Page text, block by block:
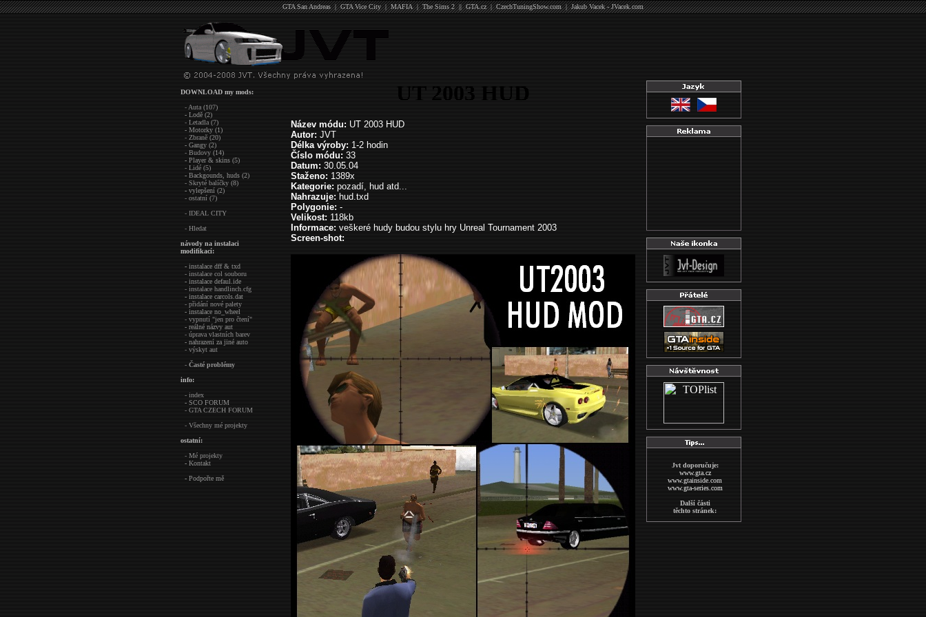
GTA San Andreas|GTA Vice City|MAFIA|The Sims 2||GTA.cz|CzechTuningShow.com|Jakub Vacek - JVacek.com
DOWNLOAD my mods:
- Auta (107)
- Lodě (2)
- Letadla (7)
- Motorky (1)
- Zbraně (20)
- Gangy (2)
- Budovy (14)
- Player & skins (5)
- Lidé (5)
- Backgounds, huds (2)
- Skryté balíčky (8)
- vylepšení (2)
- ostatní (7)
- IDEAL CITY
- Hledat
návody na instalaci
modifikací:
- instalace dff & txd
- instalace col souboru
- instalace defaul.ide
- instalace handlinch.cfg
- instalace carcols.dat
- přidání nové palety
- instalace no_wheel
- vypnutí "jen pro čtení"
- reálné názvy aut
- úprava vlastních barev
- nahrazení za jiné auto
- výskyt aut
-Časté problémy
info:
- index
- SCO FORUM
- GTA CZECH FORUM
- Všechny mé projekty
ostatní:
- Mé projekty
- Kontakt
- Podpořte mě
UT 2003 HUD
Název módu:UT 2003 HUD
Autor:JVT
Délka výroby:1-2 hodin
Číslo módu:33
Datum:30.05.04
Staženo:1389x
Kategorie: pozadí, hud atd...
Nahrazuje:hud.txd
Polygonie:-
Velikost:118kb
Informace:veškeré hudy budou stylu hry Unreal Tournament 2003
Screen-shot:
Jvt doporučuje:
www.gta.cz
www.gtainside.com
www.gta-series.com
Další části
těchto stránek:
GTA San Andreas
GTA Vice City
The Sims2
Wallpapers
MAFIA
indexs
GTA CZECH FORUM
Další stránky
o hře GTA:
www.gta-downloads.com
www.grandtheftauto.fr